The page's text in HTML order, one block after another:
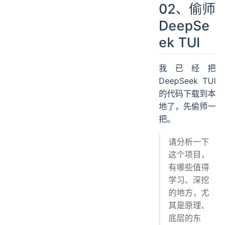
02、偷师
DeepSe
ek TUI
我已经把
DeepSeek TUI
的代码下载到本
地了，先偷师一
把。
请分析一下
这个项目，
有哪些值得
学习、深挖
的地方，尤
其是原理、
底层的东